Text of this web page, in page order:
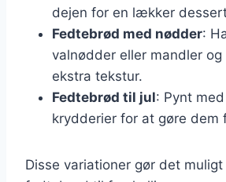
dejen for en lækker
Fedtebrød med nødder:
valnødder eller mandler
ekstra tekstur.
Fedtebrød til jul: Pynt
krydderier for at gøre dem
Disse variationer gør det